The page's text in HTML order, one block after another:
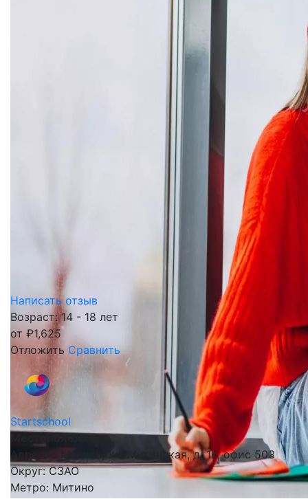
Написать отзыв
Возраст: 14 - 18 лет
от ₽1,625
Отложить Сравнить
Startschool
Местоположение
Адрес: г. Москва, Ул. Митинская, д. 16, офис 503
Округ: СЗАО
Метро: Митино